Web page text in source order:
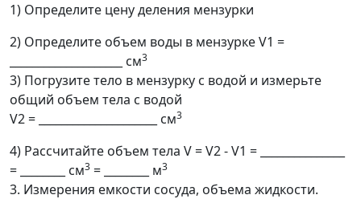
1) Определите цену деления мензурки
2) Определите объем воды в мензурке V1 =
____________________ см3
3) Погрузите тело в мензурку с водой и измерьте
общий объем тела с водой
V2 = _____________________ см3
4) Рассчитайте объем тела V = V2 - V1 = _______________
= ________ см3 = ________ м3
3. Измерения емкости сосуда, объема жидкости.